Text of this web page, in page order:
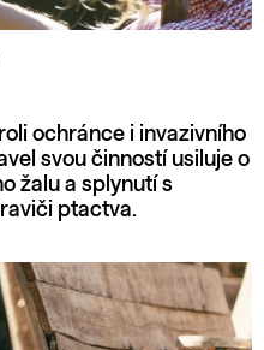
ochránce i invazivního
svou činností usiluje o
žalu a splynutí s
ptactva.